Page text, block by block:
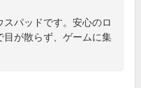
パッドです。安心のロ
目が散らず、ゲームに集